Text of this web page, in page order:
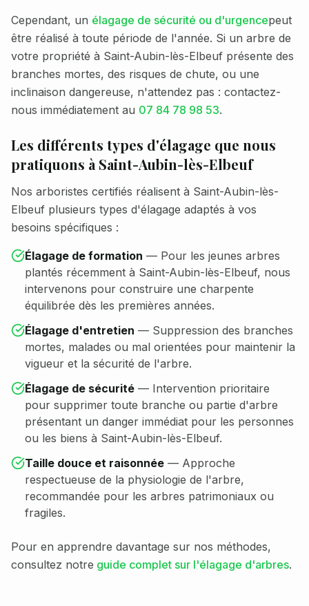
Cependant, un élagage de sécurité ou d'urgencepeut
être réalisé à toute période de l'année. Si un arbre de
votre propriété à Saint-Aubin-lès-Elbeuf présente des
branches mortes, des risques de chute, ou une
inclinaison dangereuse, n'attendez pas : contactez-
nous immédiatement au 07 84 78 98 53.
Les différents types d'élagage que nous
pratiquons à Saint-Aubin-lès-Elbeuf
Nos arboristes certifiés réalisent à Saint-Aubin-lès-
Elbeuf plusieurs types d'élagage adaptés à vos
besoins spécifiques :
Élagage de formation — Pour les jeunes arbres
plantés récemment à Saint-Aubin-lès-Elbeuf, nous
intervenons pour construire une charpente
équilibrée dès les premières années.
Élagage d'entretien — Suppression des branches
mortes, malades ou mal orientées pour maintenir la
vigueur et la sécurité de l'arbre.
Élagage de sécurité — Intervention prioritaire
pour supprimer toute branche ou partie d'arbre
présentant un danger immédiat pour les personnes
ou les biens à Saint-Aubin-lès-Elbeuf.
Taille douce et raisonnée — Approche
respectueuse de la physiologie de l'arbre,
recommandée pour les arbres patrimoniaux ou
fragiles.
Pour en apprendre davantage sur nos méthodes,
consultez notre guide complet sur l'élagage d'arbres.